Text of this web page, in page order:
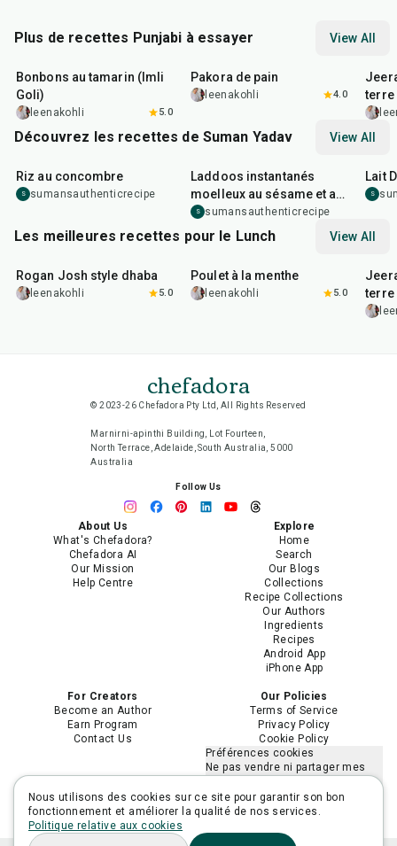
Plus de recettes Punjabi à essayer View All
Bonbons au tamarin (Imli
Goli)
leenakohli 5.0
Pakora de pain
leenakohli 4.0
terre
Découvrez les recettes de Suman Yadav View All
Riz au concombre
S sumansauthenticrecipe
Laddoos instantanés
moelleux au sésame et au
jaggery
S sumansauthenticrecipe
Lait
S
Les meilleures recettes pour le Lunch View All
Rogan Josh style dhaba
leenakohli 5.0
Poulet à la menthe
leenakohli 5.0
terre
chefadora
© 2023-26 Chefadora Pty Ltd, All Rights Reserved
Marnirni-apinthi Building, Lot Fourteen,
North Terrace, Adelaide, South Australia, 5000
Australia
Follow Us
About Us
What's Chefadora?
Chefadora AI
Our Mission
Help Centre
Explore
Home
Search
Our Blogs
Collections
Recipe Collections
Our Authors
Ingredients
Recipes
Android App
iPhone App
For Creators
Become an Author
Earn Program
Contact Us
Our Policies
Terms of Service
Privacy Policy
Cookie Policy
Préférences cookies
Ne pas vendre ni partager mes
Limiter l'utilisation de mes
informations personnelles
Nous utilisons des cookies sur ce site pour garantir son bon
fonctionnement et améliorer la qualité de nos services.
Politique relative aux cookies